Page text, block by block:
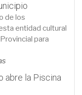
de los
entidad cultural
para
abre la Piscina